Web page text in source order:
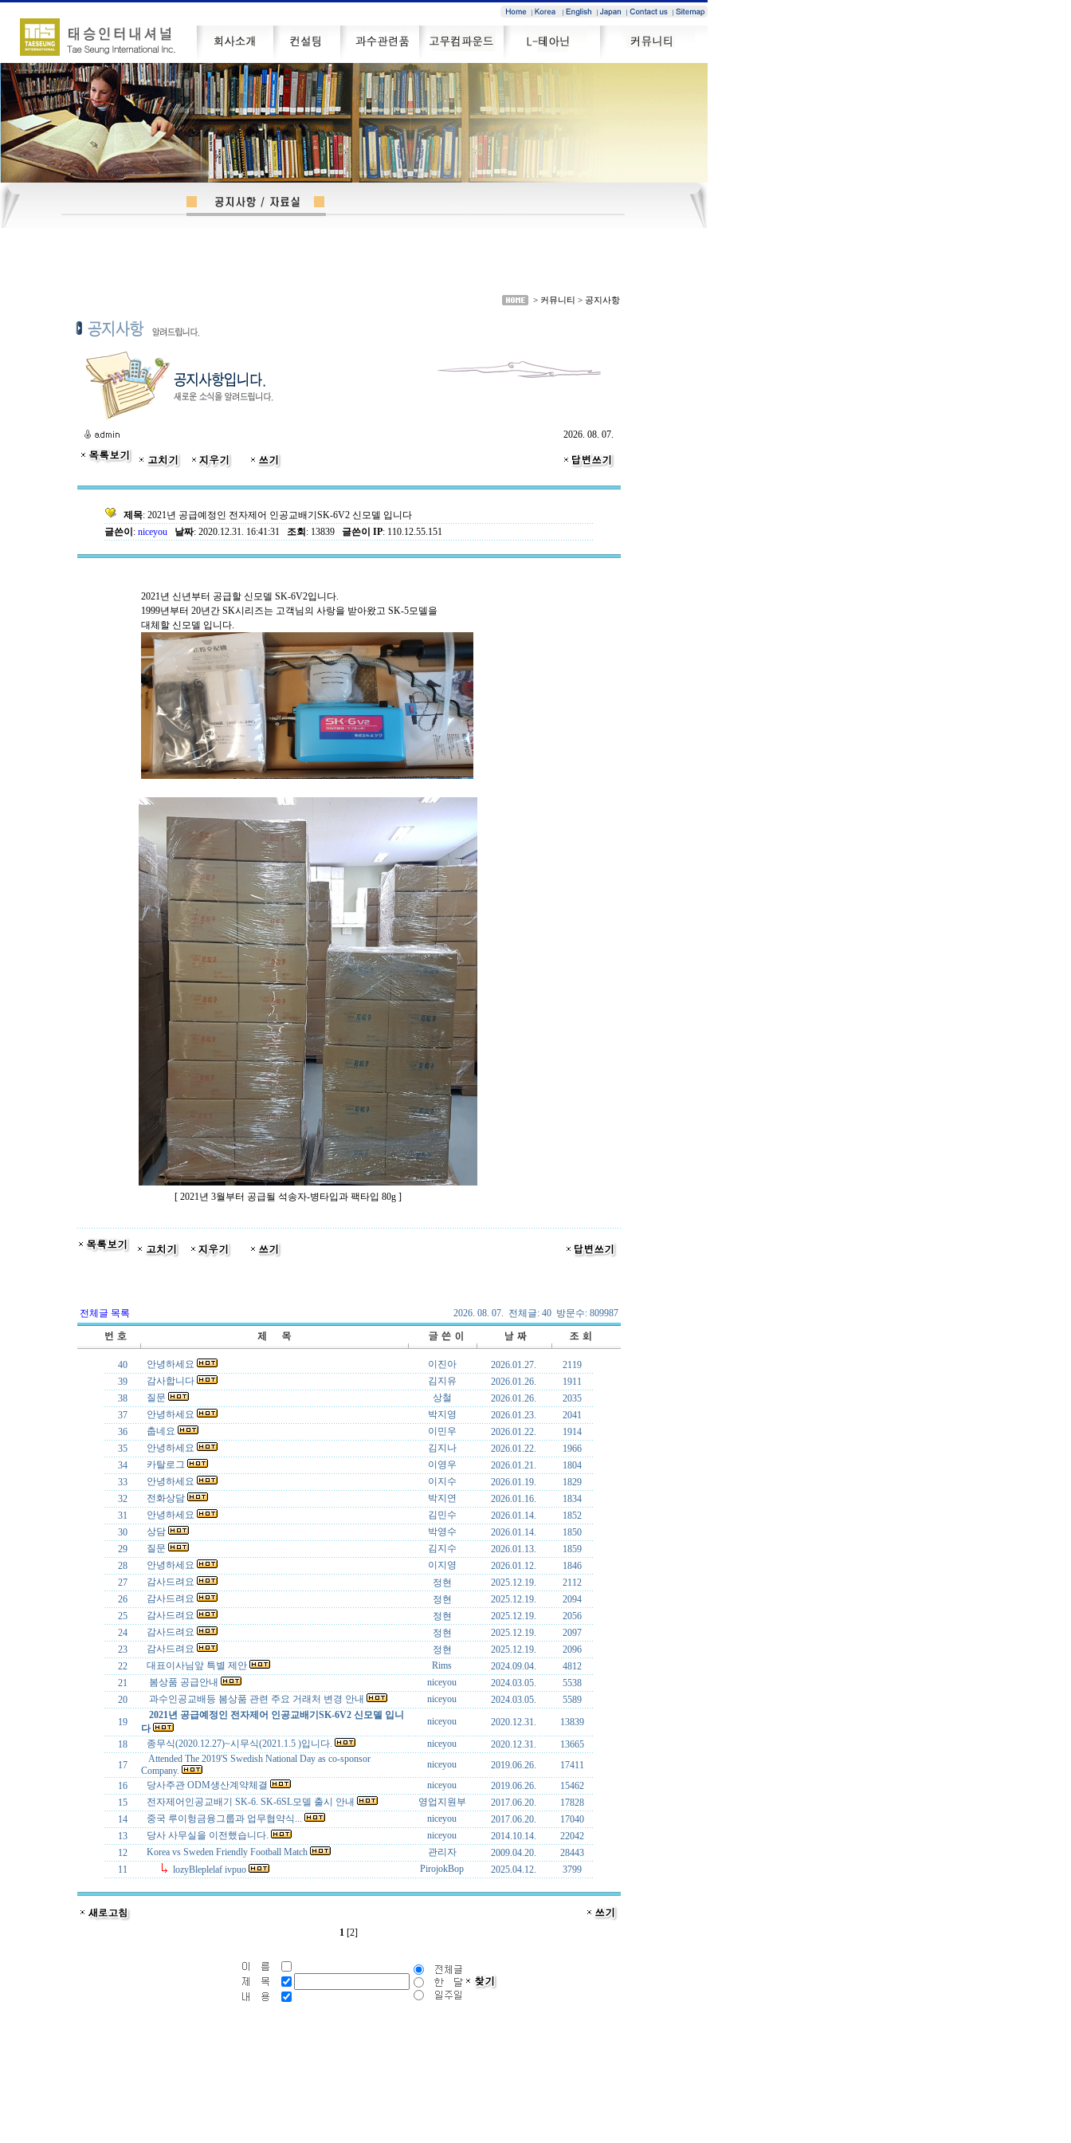
> 커뮤니티 > 공지사항
2026. 08. 07.
제목: 2021년 공급예정인 전자제어 인공교배기SK-6V2 신모델 입니다
글쓴이 : niceyou 날짜: 2020.12.31. 16:41:31 조회 : 13839 글쓴이 IP: 110.12.55.151
2021년 신년부터 공급할 신모델 SK-6V2입니다.
1999년부터 20년간 SK시리즈는 고객님의 사랑을 받아왔고 SK-5모델을
대체할 신모델 입니다.
[ 2021년 3월부터 공급될 석송자-병타입과 팩타입 80g ]
전체글 목록 2026. 08. 07. 전체글: 40 방문수: 809987
40 안녕하세요 이진아 2026.01.27.
2119
39
감사합니다 김지유 2026.01.26.
1911
38
질문 상철 2026.01.26.
2035
37
안녕하세요 박지영 2026.01.23.
2041
36
춥네요 이민우 2026.01.22.
1914
35
안녕하세요 김지나 2026.01.22.
1966
34
카탈로그 이영우 2026.01.21.
1804
33
안녕하세요 이지수 2026.01.19.
1829
32
전화상담 박지연 2026.01.16.
1834
31
안녕하세요 김민수 2026.01.14.
1852
30
상담 박영수 2026.01.14.
1850
29
질문 김지수 2026.01.13.
1859
28
안녕하세요 이지영 2026.01.12.
1846
27
감사드려요 정현 2025.12.19.
2112
26
감사드려요 정현 2025.12.19.
2094
25
감사드려요 정현 2025.12.19.
2056
24
감사드려요 정현 2025.12.19.
2097
23
감사드려요 정현 2025.12.19.
2096
22
대표이사님앞 특별 제안 Rims 2024.09.04.
4812
21
봄상품 공급안내 niceyou 2024.03.05.
5538
20
과수인공교배등 봄상품 관련 주요 거래처 변경 안내 niceyou 2024.03.05.
5589
19
2021년 공급예정인 전자제어 인공교배기SK-6V2 신모델 입니
다
niceyou 2020.12.31.
13839
18
종무식(2020.12.27)~시무식(2021.1.5 )입니다. niceyou 2020.12.31.
13665
17
Attended The 2019'S Swedish National Day as co-sponsor
Company.
niceyou 2019.06.26.
17411
16
당사주관 ODM생산계약체결 niceyou 2019.06.26.
15462
15
전자제어인공교배기 SK-6. SK-6SL모델 출시 안내 영업지원부 2017.06.20.
17828
14
중국 루이헝금융그룹과 업무협약식... niceyou 2017.06.20.
17040
13
당사 사무실을 이전했습니다. niceyou 2014.10.14.
22042
12
Korea vs Sweden Friendly Football Match 관리자 2009.04.20.
28443
11
lozyBleplelaf ivpuo PirojokBop 2025.04.12. 3799
1 [2]